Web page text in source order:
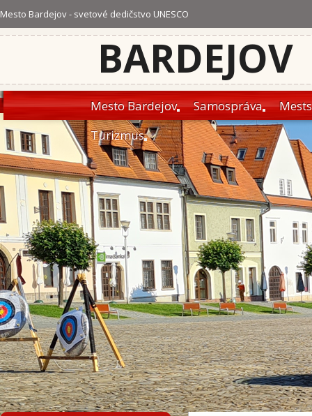
Mesto Bardejov - svetové dedičstvo UNESCO
BARDEJOV
Mesto Bardejov Samospráva
Turizmus